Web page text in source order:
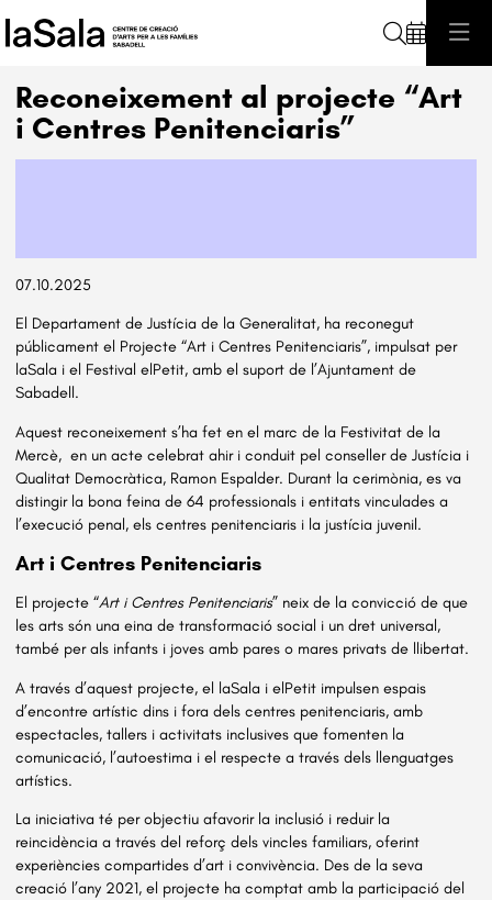
Reconeixement al projecte “Art
i Centres Penitenciaris”
07.10.2025
El Departament de Justícia de la Generalitat, ha reconegut
públicament el Projecte “Art i Centres Penitenciaris”, impulsat per
laSala i el Festival elPetit, amb el suport de l’Ajuntament de
Sabadell.
Aquest reconeixement s’ha fet en el marc de la Festivitat de la
Mercè, en un acte celebrat ahir i conduit pel conseller de Justícia i
Qualitat Democràtica, Ramon Espalder. Durant la cerimònia, es va
distingir la bona feina de 64 professionals i entitats vinculades a
l’execució penal, els centres penitenciaris i la justícia juvenil.
Art i Centres Penitenciaris
El projecte “Art i Centres Penitenciaris” neix de la convicció de que
les arts són una eina de transformació social i un dret universal,
també per als infants i joves amb pares o mares privats de llibertat.
A través d’aquest projecte, el laSala i elPetit impulsen espais
d’encontre artístic dins i fora dels centres penitenciaris, amb
espectacles, tallers i activitats inclusives que fomenten la
comunicació, l’autoestima i el respecte a través dels llenguatges
artístics.
La iniciativa té per objectiu afavorir la inclusió i reduir la
reincidència a través del reforç dels vincles familiars, oferint
experiències compartides d’art i convivència. Des de la seva
creació l’any 2021, el projecte ha comptat amb la participació del